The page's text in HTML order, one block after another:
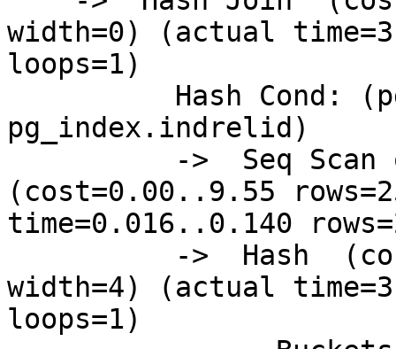
width=0) (actual
loops=1)
pg_index.indrelid)
(cost=0.00..9.55
time=0.016..0.140
width=4) (actual
loops=1)